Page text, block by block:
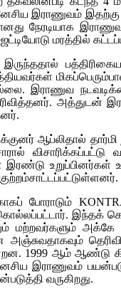
இராணுவம்
நேரடியாக
மரத்தில்
இருந்ததால்
இராணுவ
அத்துடன்
ஆப்லிதால் தார்மி
உறுப்பினர்கள்
போராடும்
இந்தக்
மற்றவர்களும்
1999 ஆம் ஆண்டு
இராணுவம்
வருகிறது.